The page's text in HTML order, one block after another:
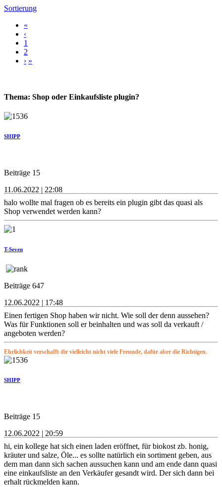
Sortierung
«
‹
1
2
› »
Thema: Shop oder Einkaufsliste plugin?
SHIPP
Beiträge 15
11.06.2022 | 22:08
halo wollte mal fragen ob es bereits ein plugin gibt das quasi als
Shop verwendet werden kann?
T-Seven
Beiträge 647
12.06.2022 | 17:48
Einen fertigen Shop haben wir nicht. Wie soll der denn aussehen?
Was für Funktionen soll er beinhalten und was soll da verkauft /
angeboten werden?
Ehrlichkeit verschafft dir vielleicht nicht viele Freunde, dafür aber die Richtigen.
SHIPP
Beiträge 15
12.06.2022 | 20:59
hi, ein kollege hat sich einen laden eröffnet, für biokost zb. honig,
kräuter und salze, Öle... es sollte natürlich ein sortiment geben, aus
dem man dann sich sachen aussuchen kann und am ende dann quasi
eine einkaufsliste an den Verkäufer gesandt wird. Der sich dann bei
erhalt rückmelden kann.